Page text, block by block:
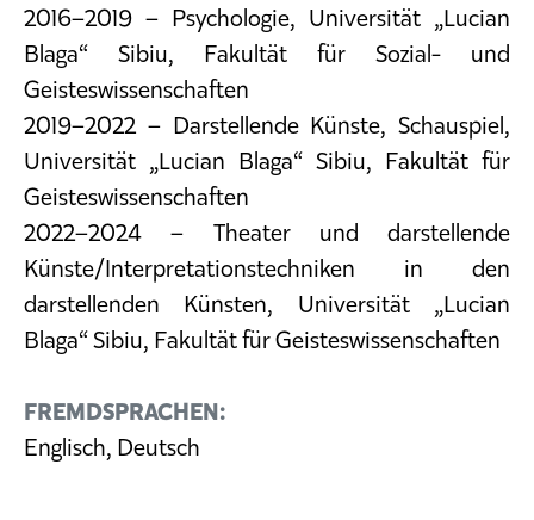
2016–2019 – Psychologie, Universität „Lucian
Blaga“ Sibiu, Fakultät für Sozial- und
Geisteswissenschaften
2019–2022 – Darstellende Künste, Schauspiel,
Universität „Lucian Blaga“ Sibiu, Fakultät für
Geisteswissenschaften
2022–2024 – Theater und darstellende
Künste/Interpretationstechniken in den
darstellenden Künsten, Universität „Lucian
Blaga“ Sibiu, Fakultät für Geisteswissenschaften
FREMDSPRACHEN:
Englisch, Deutsch